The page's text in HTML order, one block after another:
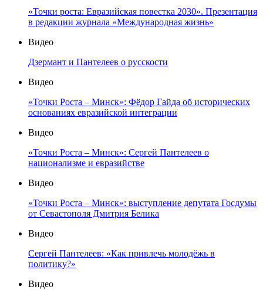
«Точки роста: Евразийская повестка 2030». Презентация
в редакции журнала «Международная жизнь»
Видео
Дзермант и Пантелеев о русскости
Видео
«Точки Роста – Минск»: Фёдор Гайда об исторических
основаниях евразийской интеграции
Видео
«Точки Роста – Минск»: Сергей Пантелеев о
национализме и евразийстве
Видео
«Точки Роста – Минск»: выступление депутата Госдумы
от Севастополя Дмитрия Белика
Видео
Сергей Пантелеев: «Как привлечь молодёжь в
политику?»
Видео